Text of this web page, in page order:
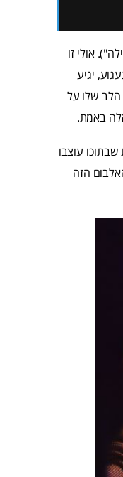
אולי זו
יגיע
הלב שלו על
באמת.
עוצבו
הזה